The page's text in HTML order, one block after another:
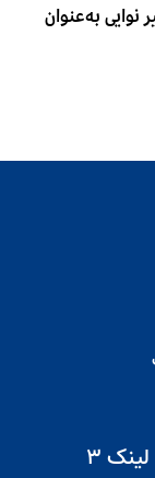
به‌عنوان
لینک ۳